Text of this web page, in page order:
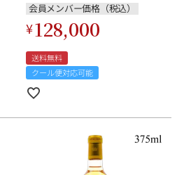
会員メンバー価格（税込）
¥128,000
送料無料
クール便対応可能